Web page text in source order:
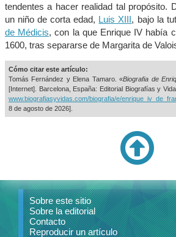
tendentes a hacer realidad tal propósito.
un niño de corta edad, Luis XIII, bajo la
de Médicis, con la que Enrique IV había
1600, tras separarse de Margarita de
Cómo citar este artículo:
Tomás Fernández y Elena Tamaro. «Biografia de
[Internet]. Barcelona, España: Editorial Biografías y
www.biografiasyvidas.com/biografia/e/
8 de agosto de 2026].
Sobre este sitio
Sobre la editorial
Contacto
Reproducir un artículo